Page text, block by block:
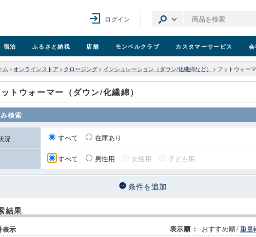
ログイン
宿泊 ふるさと納税 店舗 モンベルクラブ カスタマーサービス
ム > オンラインストア > クロージング > インシュレーション（ダウン/化繊綿など） > フットウォー
トウォーマー（ダウン/化繊綿）
検索
況 すべて 在庫あり
すべて 男性用 女性用 子ども用
条件を追加
結果
表示 表示順 ： おすすめ順/重量